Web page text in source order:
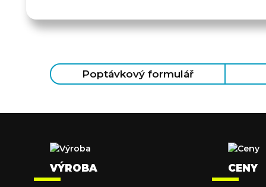
Poptávkový formulář
VÝROBA CENY